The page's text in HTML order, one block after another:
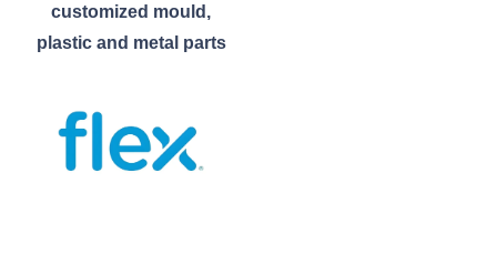
customized mould,
plastic and metal parts